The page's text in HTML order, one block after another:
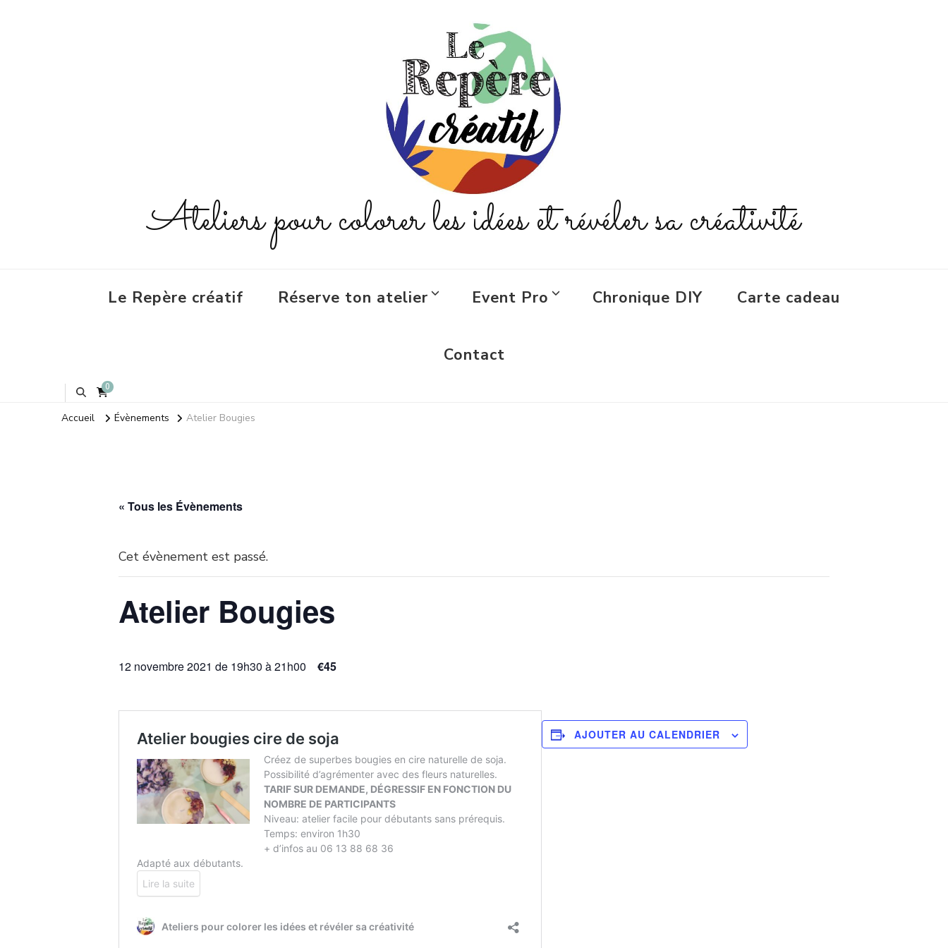
Ateliers pour colorer les idées et révéler sa créativité
Le Repère créatif Réserve ton atelier Event Pro Chronique DIY Carte cadeau
Contact
0
Accueil Évènements Atelier Bougies
« Tous les Évènements
Cet évènement est passé.
Atelier Bougies
12 novembre 2021 de 19h30 à21h00 €45
AJOUTER AU CALENDRIER